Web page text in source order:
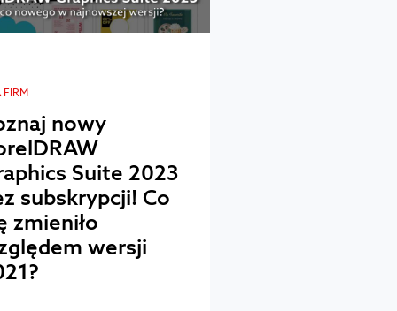
nowy
Suite 2023
subskrypcji! Co
zmieniło
wersji